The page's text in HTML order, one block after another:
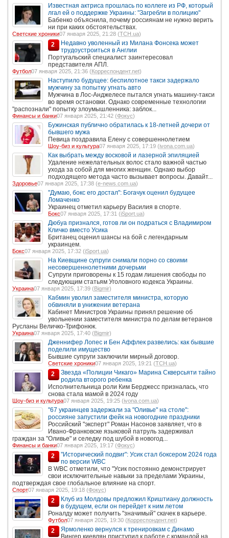
Известная актриса прошлась по коллеге из РФ, который
лгал ей о поддержке Украины: "Загребли в полицию"
Бабенко объяснила, почему россиянам не нужно верить
ни при каких обстоятельствах.
Светские хроники07 января 2025, 21:28 (ТСН.ua)
2
Недавно уволенный из Милана Фонсека может
трудоустроиться в Англии
Португальский специалист заинтересовал
представителя АПЛ.
Футбол07 января 2025, 21:36 (Корреспондент.net)
Наступило будущее: беспилотное такси задержало
мужчину за попытку угнать авто
Мужчина в Лос-Анджелесе пытался угнать машину-такси
во время остановки. Однако современные технологии
"распознали" попытку злоумышленника: заблок...
Финансы и банки07 января 2025, 21:42 (Фокус)
Бужинская публично обратилась к 18-летней дочери от
бывшего мужа
Певица поздравила Елену с совершеннолетием
Шоу-биз и культура07 января 2025, 17:19 (ivona.com.ua)
Как выбрать между восковой и лазерной эпиляцией
Удаление нежелательных волос стало важной частью
ухода за собой для многих женщин. Однако выбор
подходящего метода часто вызывает вопросы. Давайт...
Здоровье07 января 2025, 17:38 (e-news.com.ua)
"Думаю, бокс его достал": Богачук оценил будущее
Ломаченко
Украинец отметил карьеру Василия в спорте.
Бокс07 января 2025, 17:31 (iSport.ua)
Дюбуа признался, готов ли он подраться с Владимиром
Кличко вместо Усика
Британец оценил шансы на бой с легендарным
украинцем.
Бокс07 января 2025, 17:32 (iSport.ua)
На Киевщине супруги снимали порно со своими
несовершеннолетними дочерьми
Супруги приговорены к 15 годам лишения свободы по
следующим статьям Уголовного кодекса Украины.
Украина07 января 2025, 17:39 (Bigmir)
Кабмин уволил заместителя министра, которую
обвиняли в унижении ветерана
Кабинет Министров Украины принял решение об
увольнении заместителя министра по делам ветеранов
Русланы Величко-Трифонюк.
Украина07 января 2025, 17:40 (Bigmir)
Дженнифер Лопес и Бен Аффлек развелись: как бывшие
поделили имущество
Бывшие супруги заключили мирный договор.
Светские хроники07 января 2025, 19:21 (ТСН.ua)
2
Звезда «Полиции Чикаго» Марина Скверсьяти тайно
родила второго ребенка
Исполнительница роли Ким Берджесс призналась, что
снова стала мамой в 2024 году
Шоу-биз и культура07 января 2025, 19:25 (ivona.com.ua)
"67 украинцев задержали за "Оливье" на столе":
россияне запустили фейк на новогодние праздники
Российский "эксперт" Роман Насонов заявляет, что в
Ивано-Франковске языковой патруль задерживал
граждан за "Оливье" и селедку под шубой в новогод...
Финансы и банки07 января 2025, 19:17 (Фокус)
2
"Исторический подвиг": Усик стал боксером 2024 года
по версии WBC
В WBC отметили, что "Усик постоянно демонстрирует
свои исключительные навыки за пределами Украины,
подтверждая свое глобальное влияние на спорт.
Спорт07 января 2025, 19:18 (Фокус)
2
Клуб из Молдовы предложил Криштиану должность
в будущем, если он перейдет к ним летом
Роналду может получить "значимый" скачек в карьере.
Футбол07 января 2025, 19:30 (Корреспондент.net)
2
Ярмоленко вернулся к тренировкам с Динамо
Вингер киевлян приступил к работе с командой на